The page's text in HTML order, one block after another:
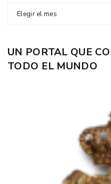
Elegir el mes
UN PORTAL QUE
TODO EL MUNDO